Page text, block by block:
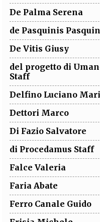
De Palma Serena
de Pasquinis
De Vitis Giusy
del progetto di
Staff
Delfino Luciano
Dettori Marco
Di Fazio Salvatore
di Procedamus Staff
Falce Valeria
Faria Abate
Ferro Canale Guido